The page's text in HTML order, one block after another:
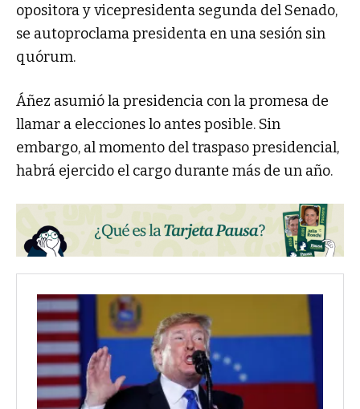
opositora y vicepresidenta segunda del Senado,
se autoproclama presidenta en una sesión sin
quórum.
Áñez asumió la presidencia con la promesa de
llamar a elecciones lo antes posible. Sin
embargo, al momento del traspaso presidencial,
habrá ejercido el cargo durante más de un año.